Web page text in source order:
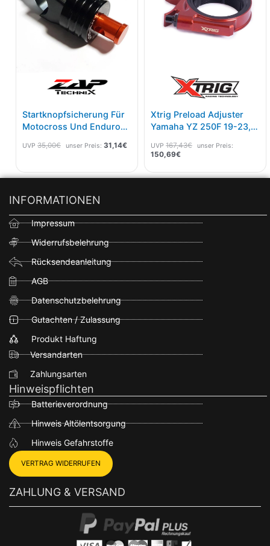
Startknopfsicherung Für
Motocross Und Enduro
UVP 35,00€ unser Preis: 31,14€
Xtrig Preload Adjuster
Yamaha YZ 250F 19-23,
UVP 167,43€ unser Preis:
150,69€
INFORMATIONEN
Impressum
Widerrufsbelehrung
Rücksendeanleitung
AGB
Datenschutzbelehrung
Gutachten / Zulassung
Produkt Haftung
Versandarten
Zahlungsarten
Hinweispflichten
Batterieverordnung
Hinweis Altölentsorgung
Hinweis Gefahrstoffe
VERTRAG WIDERRUFEN
ZAHLUNG & VERSAND